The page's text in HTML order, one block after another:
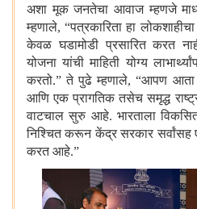
अशा मूक जनतेचा आवाज म्हणजे
म्हणाले,“पत्रकारिता हा
केवळ घडामोडी प्रसारित करत
योजना यांची माहिती योग्य
करतो.” ते पुढे म्हणाले,“आपण आता
आणि एक प्रागतिक तसेच समृद्ध
वाटचाल सुरु आहे. भारताला
निश्चित करून केंद्र सरकार सर्वांसह
करत आहे.”